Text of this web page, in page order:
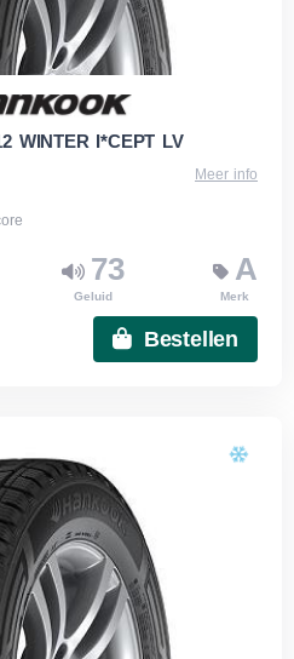
WINTER I*CEPT LV
Meer info
73
Geluid
A
Merk
Bestellen